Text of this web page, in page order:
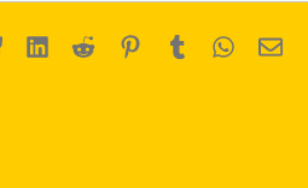
BlueskyLinkedIn
Reddit Pinterest
Tumblr